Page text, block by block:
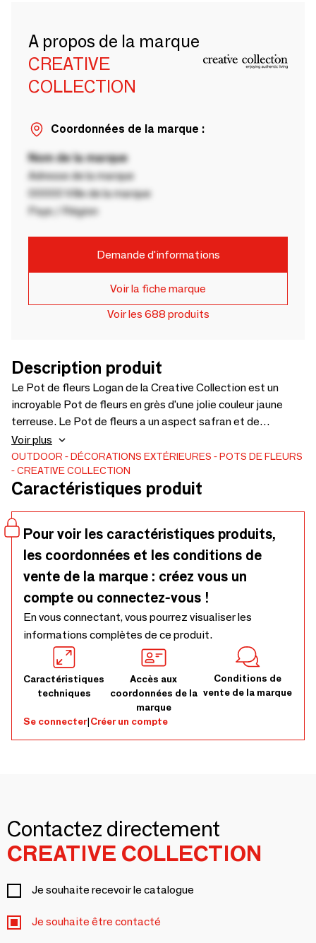
A propos de la marque
CREATIVE
COLLECTION
Coordonnées de la marque :
Nom de la marque
Adresse de la marque
00000 Ville de la marque
Pays / Région
Demande d'informations
Voir la fiche marque
Voir les 688 produits
Description produit
Le Pot de fleurs Logan de la Creative Collection est un
incroyable Pot de fleurs en grès d'une jolie couleur jaune
terreuse. Le Pot de fleurs a un aspect safran et de
nombreux détails magnifiques. - D15,5xH12 cm
Voir plus
OUTDOOR DÉCORATIONS EXTÉRIEURES
POTS DE FLEURS
CREATIVE COLLECTION
Caractéristiques produit
Pour voir les caractéristiques produits,
les coordonnées et les conditions de
vente de la marque : créez vous un
compte ou connectez-vous !
En vous connectant, vous pourrez visualiser les
informations complètes de ce produit.
Caractéristiques
techniques
Accès aux
coordonnées de la
marque
Conditions de
vente de la marque
Se connecter|Créer un compte
Contactez directement
CREATIVE COLLECTION
Je souhaite recevoir le catalogue
Je souhaite être contacté